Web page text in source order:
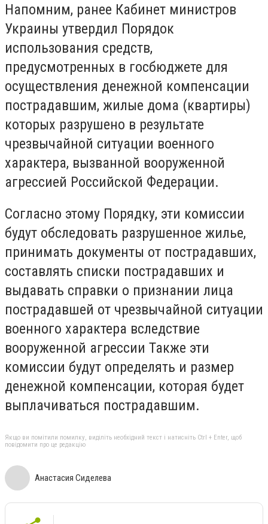
Напомним, ранее Кабинет министров
Украины утвердил Порядок
использования средств,
предусмотренных в госбюджете для
осуществления денежной компенсации
пострадавшим, жилые дома (квартиры)
которых разрушено в результате
чрезвычайной ситуации военного
характера, вызванной вооруженной
агрессией Российской Федерации.
Согласно этому Порядку, эти комиссии
будут обследовать разрушенное жилье,
принимать документы от пострадавших,
составлять списки пострадавших и
выдавать справки о признании лица
пострадавшей от чрезвычайной ситуации
военного характера вследствие
вооруженной агрессии Также эти
комиссии будут определять и размер
денежной компенсации, которая будет
выплачиваться пострадавшим.
Якщо ви помітили помилку, виділіть необхідний текст і натисніть Ctrl + Enter, щоб
повідомити про це редакцію
Анастасия Сиделева